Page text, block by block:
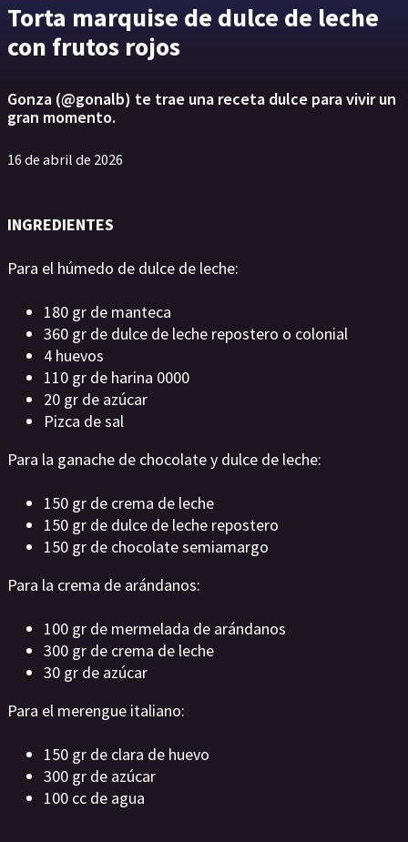
Torta marquise de dulce de leche
con frutos rojos
Gonza (@gonalb) te trae una receta dulce para vivir un
gran momento.
16 de abril de 2026
INGREDIENTES
Para el húmedo de dulce de leche:
180 gr de manteca
360 gr de dulce de leche repostero o colonial
4 huevos
110 gr de harina 0000
20 gr de azúcar
Pizca de sal
Para la ganache de chocolate y dulce de leche:
150 gr de crema de leche
150 gr de dulce de leche repostero
150 gr de chocolate semiamargo
Para la crema de arándanos:
100 gr de mermelada de arándanos
300 gr de crema de leche
30 gr de azúcar
Para el merengue italiano:
150 gr de clara de huevo
300 gr de azúcar
100 cc de agua